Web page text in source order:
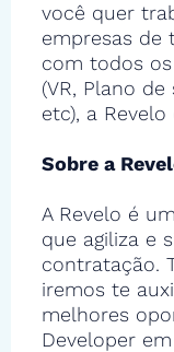
você quer
empresas de
com todos
(VR, Plano
etc), a
Sobre a
A Revelo é
que agiliza e
contratação.
iremos te
melhores
Developer